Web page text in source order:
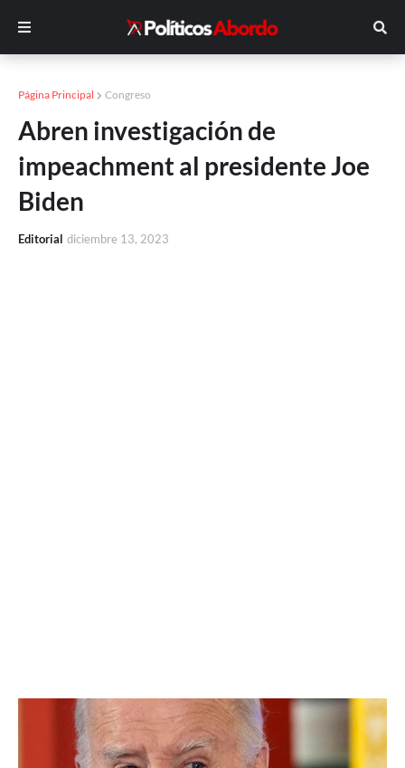
Página Principal Congreso
Abren investigación de
impeachment al presidente Joe
Biden
Editorial diciembre 13, 2023